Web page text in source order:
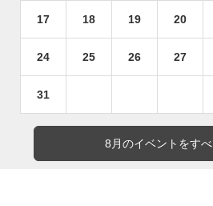
17 18 19 20
24 25 26 27
31
8月のイベントをす